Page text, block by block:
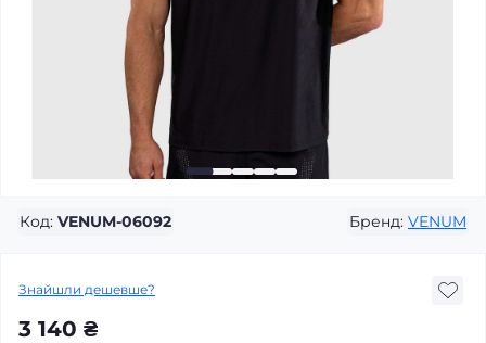
Код: VENUM-06092 Бренд: VENUM
Знайшли дешевше?
3 140 ₴